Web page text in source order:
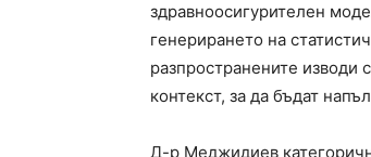
здравноосигурителен
генерирането на
разпространените изводи
контекст, за да бъдат
Д-р Меджидиев